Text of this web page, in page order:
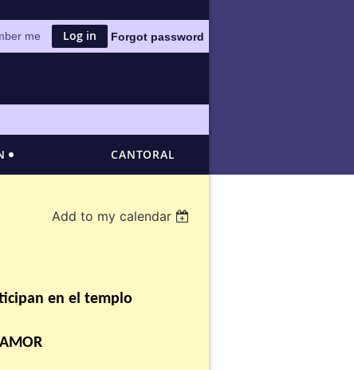
me Forgot password
CANTORAL
Add to my calendar
en el templo